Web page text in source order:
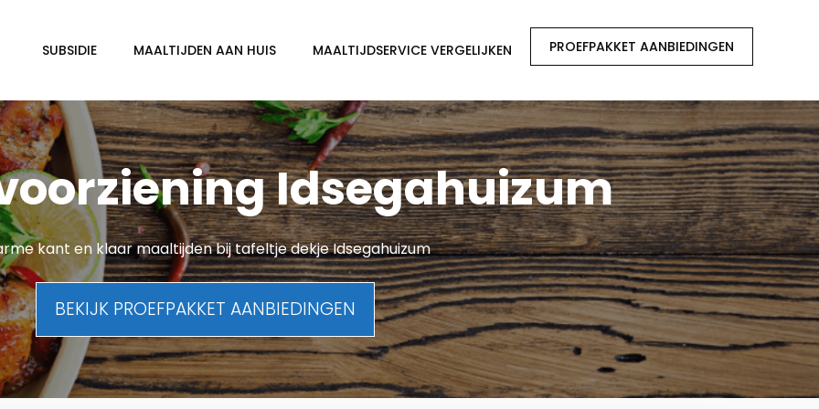
SUBSIDIE MAALTIJDEN AAN HUIS MAALTIJDSERVICE VERGELIJKEN PROEFPAKKET AANBIEDINGEN
Idsegahuizum
kant en klaar maaltijden bij tafeltje dekje Idsegahuizum
BEKIJK PROEFPAKKET AANBIEDINGEN